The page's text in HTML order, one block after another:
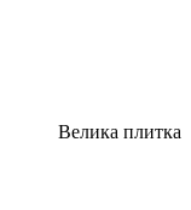
Велика плитка